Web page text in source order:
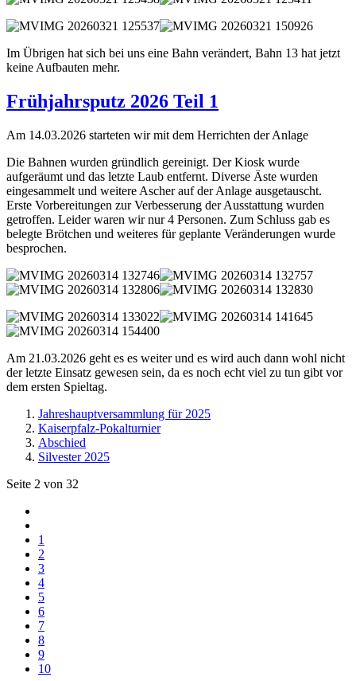
Im Übrigen hat sich bei uns eine Bahn verändert, Bahn 13 hat jetzt
keine Aufbauten mehr.
Frühjahrsputz 2026 Teil 1
Am 14.03.2026 starteten wir mit dem Herrichten der Anlage
Die Bahnen wurden gründlich gereinigt. Der Kiosk wurde
aufgeräumt und das letzte Laub entfernt. Diverse Äste wurden
eingesammelt und weitere Ascher auf der Anlage ausgetauscht.
Erste Vorbereitungen zur Verbesserung der Ausstattung wurden
getroffen. Leider waren wir nur 4 Personen. Zum Schluss gab es
belegte Brötchen und weiteres für geplante Veränderungen wurde
besprochen.
Am 21.03.2026 geht es es weiter und es wird auch dann wohl nicht
der letzte Einsatz gewesen sein, da es noch echt viel zu tun gibt vor
dem ersten Spieltag.
Jahreshauptversammlung für 2025
Kaiserpfalz-Pokalturnier
Abschied
Silvester 2025
Seite 2 von 32
1
2
3
4
5
6
7
8
9
10